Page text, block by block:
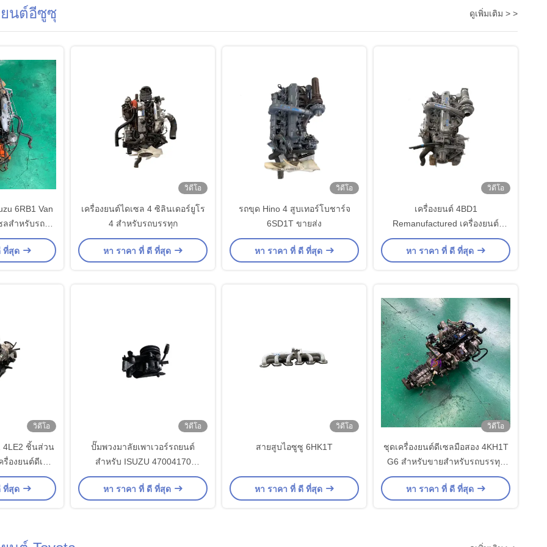
ยนต์อีซูซุ ดูเพิ่มเติม > >
6RB1 Van
ลสําหรับรถ
นัก
ที่สุด
วิดีโอ
เครื่องยนต์ไดเซล 4 ซิลินเดอร์ยูโร
4 สําหรับรถบรรทุก
หา ราคา ที่ ดี ที่สุด
วิดีโอ
รถขุด Hino 4 สูบเทอร์โบชาร์จ
6SD1T ขายส่ง
หา ราคา ที่ ดี ที่สุด
วิดีโอ
เครื่องยนต์ 4BD1
Remanufactured เครื่องยนต์
4HK1 6HK1 6UZ1 6WG1 6BG1T
มอเตอร์เดิมใช้แล้ว เครื่องยนต์
หา ราคา ที่ ดี ที่สุด
วิดีโอ
4LE2 ชิ้นส่วน
องยนต์ดีเซล
เหล็ก
ที่สุด
วิดีโอ
ปั๊มพวงมาลัยเพาเวอร์รถยนต์
สำหรับ ISUZU 47004170
119500538 1195006361 4HK1
4KH1
หา ราคา ที่ ดี ที่สุด
วิดีโอ
สายสูบไอซูซู 6HK1T
หา ราคา ที่ ดี ที่สุด
วิดีโอ
ชุดเครื่องยนต์ดีเซลมือสอง 4KH1T
G6 สำหรับขายสำหรับรถบรรทุก
Izu Sufor
หา ราคา ที่ ดี ที่สุด